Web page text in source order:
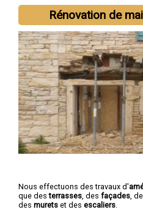
Rénovation de
Nous effectuons des travaux d'
que desterrasses , des façades ,
des murets et des escaliers